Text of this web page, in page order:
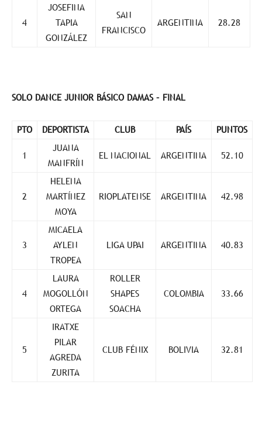
4
JOSEFINA
TAPIA
GONZÁLEZ
SAN
FRANCISCO
ARGENTINA 28.28
SOLO DANCE JUNIOR BÁSICO DAMAS – FINAL
PTO DEPORTISTA CLUB PAÍS PUNTOS
1
JUANA
MANFRÍN
EL NACIONAL ARGENTINA 52.10
2
HELENA
MARTÍNEZ
MOYA
RIOPLATENSE ARGENTINA 42.98
3
MICAELA
AYLEN
TROPEA
LIGA UPAI ARGENTINA 40.83
4
LAURA
MOGOLLÓN
ORTEGA
ROLLER
SHAPES
SOACHA
COLOMBIA 33.66
5
IRATXE
PILAR
AGREDA
ZURITA
CLUB FÉNIX BOLIVIA 32.81